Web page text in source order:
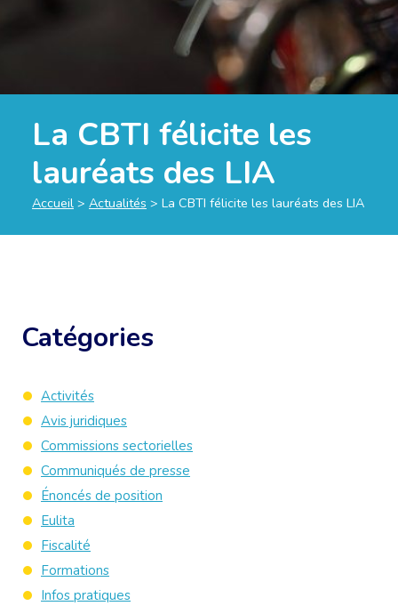
La CBTI félicite les
lauréats des LIA
Accueil > Actualités > La CBTI félicite les lauréats des LIA
Catégories
Activités
Avis juridiques
Commissions sectorielles
Communiqués de presse
Énoncés de position
Eulita
Fiscalité
Formations
Infos pratiques